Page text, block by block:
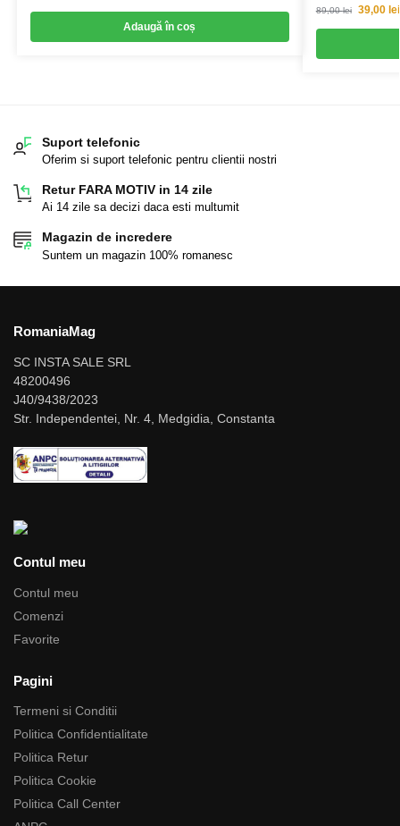
Adaugă în coș
89,00lei 39,00 lei
Suport telefonic
Oferim si suport telefonic pentru clientii nostri
Retur FARA MOTIV in 14 zile
Ai 14 zile sa decizi daca esti multumit
Magazin de incredere
Suntem un magazin 100% romanesc
RomaniaMag
SC INSTA SALE SRL
48200496
J40/9438/2023
Str. Independentei, Nr. 4, Medgidia, Constanta
Contul meu
Contul meu
Comenzi
Favorite
Pagini
Termeni si Conditii
Politica Confidentialitate
Politica Retur
Politica Cookie
Politica Call Center